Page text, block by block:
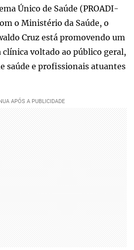
Único de Saúde (PROADI-
o Ministério da Saúde, o
Cruz está promovendo um
clínica voltado ao público geral,
saúde e profissionais atuantes